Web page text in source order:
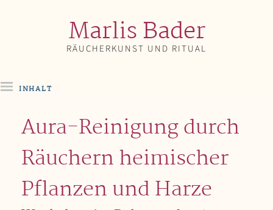
Marlis Bader
RÄUCHERKUNST UND RITUAL
INHALT
Aura-Reinigung durch
Räuchern heimischer
Pflanzen und Harze